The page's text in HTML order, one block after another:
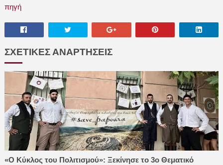
πηγή
ΣΧΕΤΙΚΕΣ ΑΝΑΡΤΗΣΕΙΣ
«Ο Κύκλος του Πολιτισμού»: Ξεκίνησε το 3ο Θεματικό